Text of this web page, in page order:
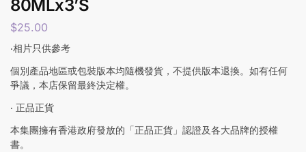
80MLx3’S
$25.00
‧相片只供參考
個別產品地區或包裝版本均隨機發貨，不提供版本退換。如有任何
爭議，本店保留最終決定權。
‧ 正品正貨
本集團擁有香港政府發放的「正品正貨」認證及各大品牌的授權
書。